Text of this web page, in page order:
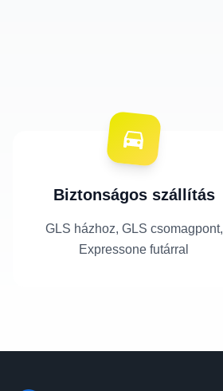
Biztonságos szállítás
GLS házhoz, GLS csomagpont,
Expressone futárral